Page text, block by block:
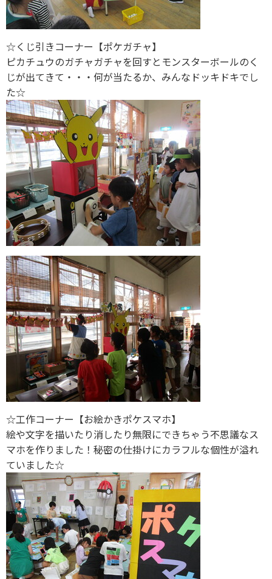
☆くじ引きコーナー【ポケガチャ】
ピカチュウのガチャガチャを回すとモンスターボールのく
じが出てきて・・・何が当たるか、みんなドッキドキでし
た☆
☆工作コーナー【お絵かきポケスマホ】
絵や文字を描いたり消したり無限にできちゃう不思議なス
マホを作りました！秘密の仕掛けにカラフルな個性が溢れ
ていました☆